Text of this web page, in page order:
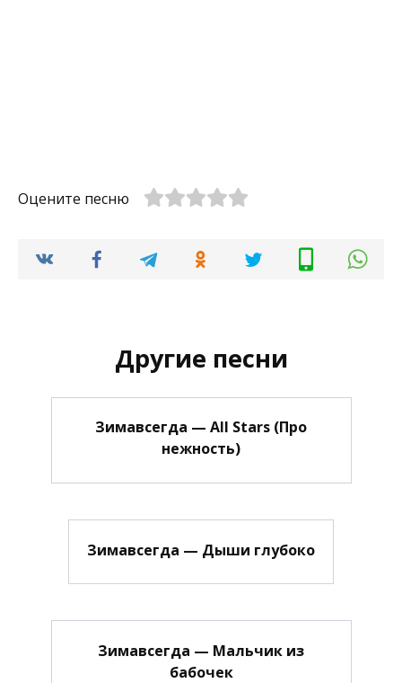
Оцените песню
Другие песни
Зимавсегда — All Stars (Про
нежность)
Зимавсегда — Дыши глубоко
Зимавсегда — Мальчик из
бабочек